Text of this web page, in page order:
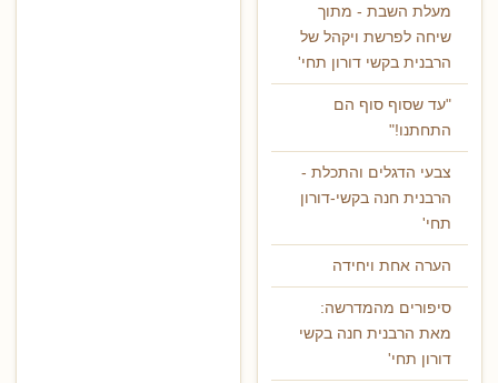
מעלת השבת - מתוך
שיחה לפרשת ויקהל של
הרבנית בקשי דורון תחי'
"עד שסוף סוף הם
התחתנו!"
צבעי הדגלים והתכלת -
הרבנית חנה בקשי-דורון
תחי'
הערה אחת ויחידה
סיפורים מהמדרשה:
מאת הרבנית חנה בקשי
דורון תחי'